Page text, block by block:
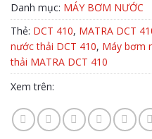
Danh mục: MÁY BƠM NƯỚC
Thẻ: DCT 410, MATRA DCT
nước thải DCT 410, Máy bơm
thải MATRA DCT 410
Xem trên: